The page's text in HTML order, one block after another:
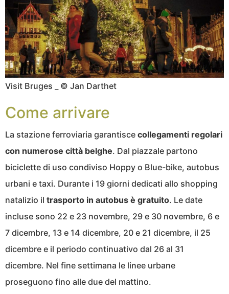
Visit Bruges _ © Jan Darthet
Come arrivare
La stazione ferroviaria garantisce collegamenti regolari
con numerose città belghe. Dal piazzale partono
biciclette di uso condiviso Hoppy o Blue-bike, autobus
urbani e taxi. Durante i 19 giorni dedicati allo shopping
natalizio il trasporto in autobus è gratuito. Le date
incluse sono 22 e 23 novembre, 29 e 30 novembre, 6 e
7 dicembre, 13 e 14 dicembre, 20 e 21 dicembre, il 25
dicembre e il periodo continuativo dal 26 al 31
dicembre. Nel fine settimana le linee urbane
proseguono fino alle due del mattino.